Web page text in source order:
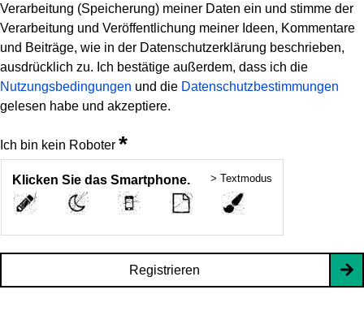
Verarbeitung (Speicherung) meiner Daten ein und stimme der
Verarbeitung und Veröffentlichung meiner Ideen, Kommentare
und Beiträge, wie in der Datenschutzerklärung beschrieben,
ausdrücklich zu. Ich bestätige außerdem, dass ich die
Nutzungsbedingungen und die Datenschutzbestimmungen
gelesen habe und akzeptiere.
Ich bin kein Roboter *
Klicken Sie das Smartphone. > Textmodus
Registrieren